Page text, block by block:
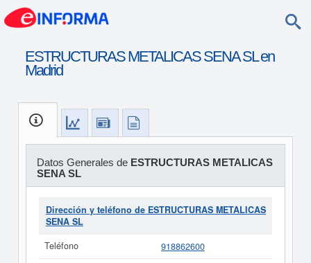
ESTRUCTURAS METALICAS SENA SL en
Madrid
Datos Generales de ESTRUCTURAS METALICAS
SENA SL
Dirección y teléfono de ESTRUCTURAS METALICAS
SENA SL
Teléfono
918862600